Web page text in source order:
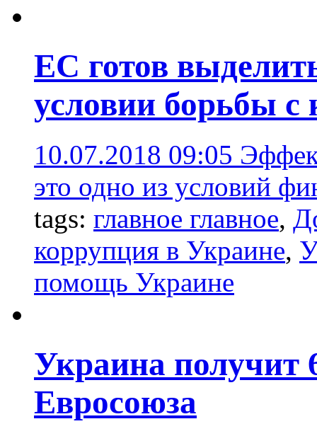
ЕС готов
условии борьбы с
10.07.2018 09:05
это одно из условий
tags: главное главное,
коррупция в Украине,
помощь Украине
Украина получит
Евросоюза